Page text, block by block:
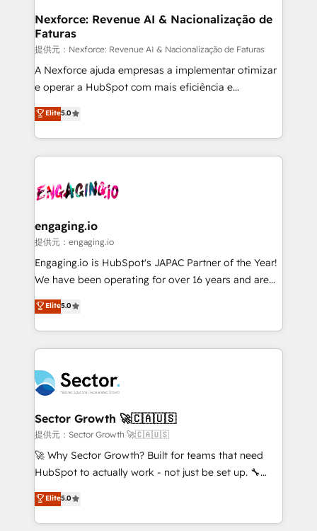
Station, Freshdesk, Intercom, and more. Custom
objects, automations, and integrations built for
growth. 🚀 AI-Driven GTM Orchestration Unify
HubSpot with LinkedIn, WhatsApp, email, paid
media, and AI voice to drive pipeline. 🤖 AI Custom
prospecting, follow-ups, service triage, and
knowledge retrieval—built in HubSpot. ⚡ Fast-Track
advanced optimization & adoption 📍 São Paulo, BR
• Des Moines, IA • New York, NY
Nexforce: Revenue AI & Nacionalização de
Faturas
提供元：Nexforce: Revenue AI & Nacionalização de Faturas
A Nexforce ajuda empresas a implementar otimizar
e operar a HubSpot com mais eficiência e
previsibilidade de receita. Combinamos Revenue
Operations (RevOps) e Inteligência Artificial para
estruturar processos integrar sistemas organizar
dados e automatizar operações. O objetivo é
operacional de receita conectando equipes
Também somos distribuidores oficiais da HubSpot
e de mais de 150 softwares globais permitindo
contratar e pagar a HubSpot em reais com nota
fiscal no Brasil e gerar economia de até 50% na
Oferecemos ainda agentes de IA especializados em
HubSpot que automatizam tarefas executam rotinas
empresas em 13 países utilizam a Nexforce. Somos
a maior parceira da HubSpot na América Latina e
líder no ranking global de sucesso do cliente da
HubSpot.
Elite5.0
engaging.io
提供元：engaging.io
Engaging.io is HubSpot's JAPAC Partner of the Year!
We have been operating for over 16 years and are
one of HubSpot's most experienced and technically
capable Agency Partners globally. We specialise in
complex CRM migrations, implementations,
integrations, custom CMS portal development,
businesses. Our teams are based in North America
and APAC. We are HubSpot's top-ranked Advanced
Implementation Certified Partner and we contribute
to their advisory council. We strive to do 'good work
with good people' and have worked with incredible
brands. You can see some of them on our website,
Elite5.0
Sector Growth 🚀🇨🇦🇺🇸
提供元：Sector Growth 🚀🇨🇦🇺🇸
🚀 Why Sector Growth? Built for teams that need
HubSpot to actually work - not just be set up. 🔧
HubSpot Experts: Onboarding, migrations,
automation, and training built for adoption. ⚡ Highly
Technical Execution: ERP, EMR and Custom
Elite5.0